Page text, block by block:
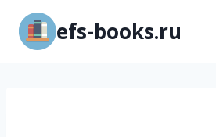
Перейти
содержимому
efs-books.ru